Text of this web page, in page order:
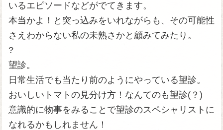
いるエピソードなどがでてきます。
本当かよ！と突っ込みをいれながらも、その可能性
さえわからない私の未熟さかと顧みてみたり。
?
望診。
日常生活でも当たり前のようにやっている望診。
おいしいトマトの見分け方！なんてのも望診(？)
意識的に物事をみることで望診のスペシャリストに
なれるかもしれません！